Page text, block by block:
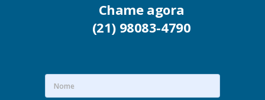
Chame agora
(21) 98083-4790